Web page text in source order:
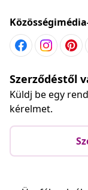
Szerződéstől
Küldj be egy
kérelmet.